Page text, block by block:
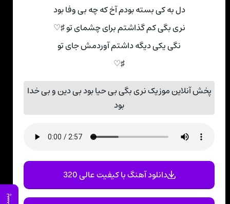
دل به کی بسته بودم آخ که چه بی وفا بود
نری بگی کم گذاشتم برای چشمای تو ♯♡
نگی یکی دیگه داشتم آوردمش جای تو
♯♡
پخش آنلاین موزیک نری بگی بی حیا بود بی دین و بی خدا
بود
دانلود آهنگ با کیفیت عالی 320